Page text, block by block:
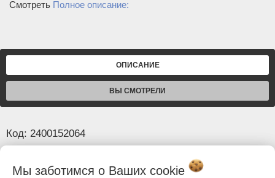
Смотреть Полное описание:
ОПИСАНИЕ
ВЫ СМОТРЕЛИ
Код: 2400152064
Основные
Мы заботимся о Ваших cookie